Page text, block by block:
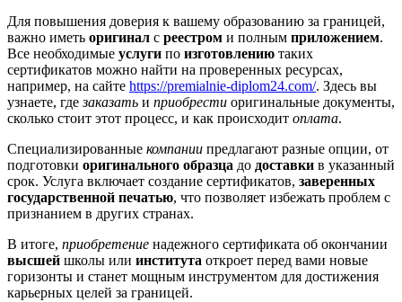
Для повышения доверия к вашему образованию за границей,
важно иметь оригинал с реестром и полным приложением.
Все необходимые услуги по изготовлению таких
сертификатов можно найти на проверенных ресурсах,
например, на сайте https://premialnie-diplom24.com/. Здесь вы
узнаете, гдезаказать и приобрести оригинальные документы,
сколько стоит этот процесс, и как происходит оплата.
Специализированные компании предлагают разные опции, от
подготовки оригинального образца до доставки в указанный
срок. Услуга включает создание сертификатов, заверенных
государственной печатью, что позволяет избежать проблем с
признанием в других странах.
В итоге, приобретение надежного сертификата об окончании
высшей школы или института откроет перед вами новые
горизонты и станет мощным инструментом для достижения
карьерных целей за границей.